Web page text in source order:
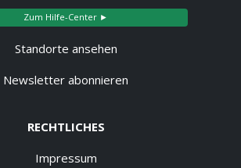
Zum Hilfe-Center ►
Standorte ansehen
Newsletter abonnieren
RECHTLICHES
Impressum